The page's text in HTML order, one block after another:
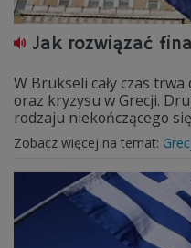
Jak rozwiązać
W Brukseli cały czas
oraz kryzysu w Grecji.
rodzaju niekończącego
Zobacz więcej na temat: